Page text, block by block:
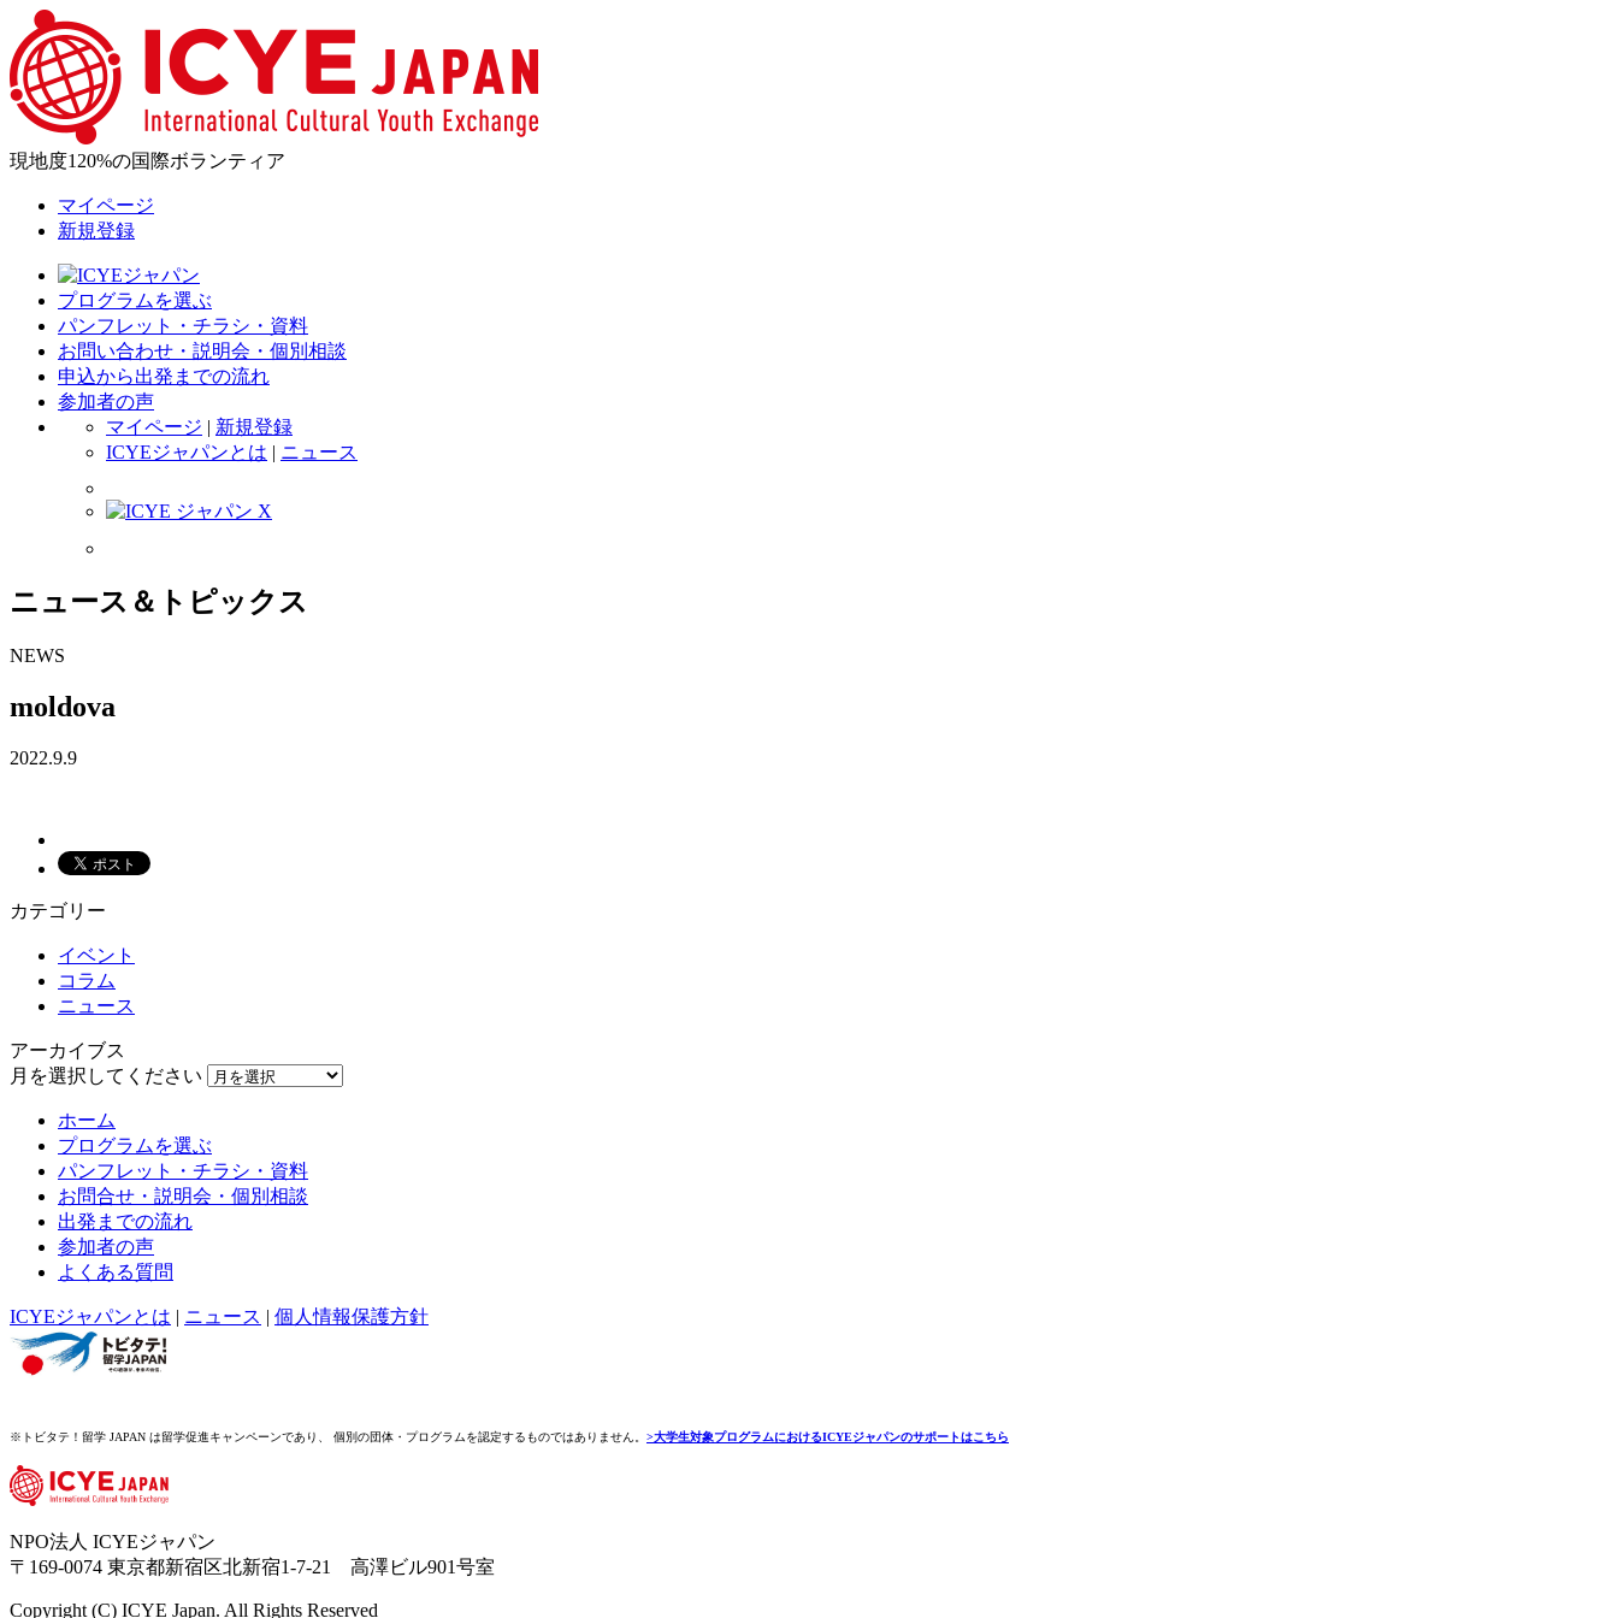
現地度120%の国際ボランティア
マイページ
新規登録
プログラムを選ぶ
パンフレット・チラシ・資料
お問い合わせ・説明会・個別相談
申込から出発までの流れ
参加者の声
マイページ | 新規登録
ICYEジャパンとは | ニュース
ニュース＆トピックス
NEWS
moldova
2022.9.9
カテゴリー
イベント
コラム
ニュース
アーカイブス
月を選択してください
ホーム
プログラムを選ぶ
パンフレット・チラシ・資料
お問合せ・説明会・個別相談
出発までの流れ
参加者の声
よくある質問
ICYEジャパンとは | ニュース | 個人情報保護方針
※トビタテ！留学 JAPAN は留学促進キャンペーンであり、 個別の団体・プログラムを認定するものではありません。 >大学生対象プログラムにおけるICYEジャパンのサポートはこちら
NPO法人 ICYEジャパン
〒169-0074 東京都新宿区北新宿1-7-21 高澤ビル901号室
Copyright (C) ICYE Japan. All Rights Reserved